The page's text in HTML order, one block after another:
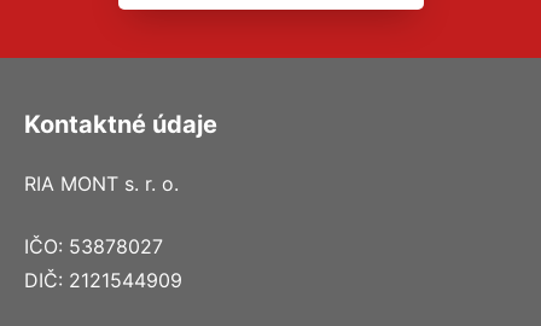
Kontaktné údaje
RIA MONT s. r. o.
IČO: 53878027
DIČ: 2121544909